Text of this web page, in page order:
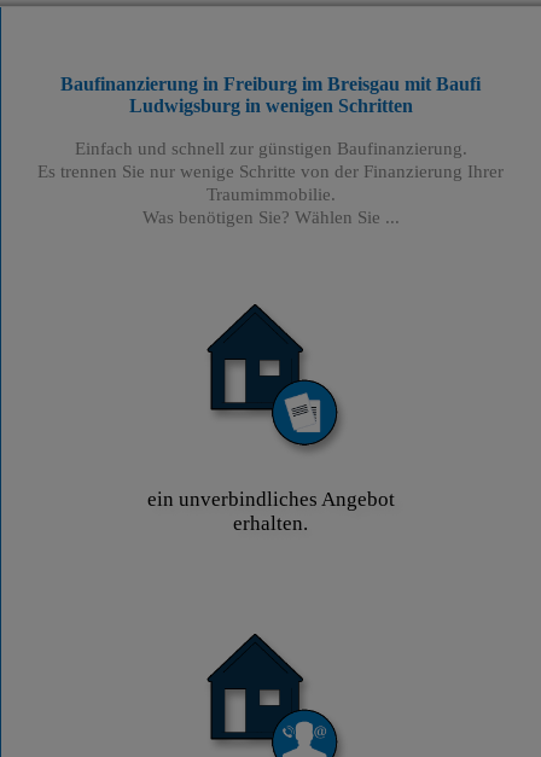
Baufinanzierung in Freiburg im Breisgau mit Baufi
Ludwigsburgin wenigen Schritten
Einfach und schnell zur günstigen Baufinanzierung.
Es trennen Sie nur wenige Schritte von der Finanzierung Ihrer
Traumimmobilie.
Was benötigen Sie? Wählen Sie ...
ein unverbindliches Angebot
erhalten.